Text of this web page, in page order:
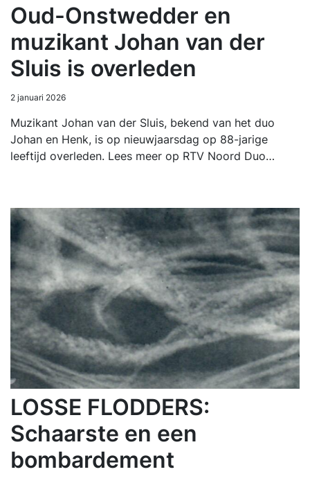
Oud-Onstwedder en
muzikant Johan van der
Sluis is overleden
2 januari 2026
Muzikant Johan van der Sluis, bekend van het duo
Johan en Henk, is op nieuwjaarsdag op 88-jarige
leeftijd overleden. Lees meer op RTV Noord Duo…
LOSSE FLODDERS:
Schaarste en een
bombardement